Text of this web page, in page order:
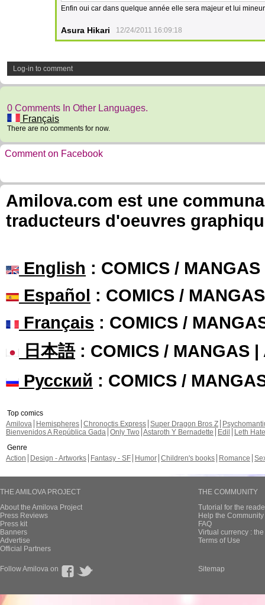
Enfin oui car dans quelque année elle sera majeur et lui
Asura Hikari 12/24/2011 16:09:18
Log-in to comment
0 Comments In Other Languages.
Français
There are no comments for now.
Comment on Facebook
Amilova.com est une
traducteurs d'oeuvres
English : COMICS /
Español : COMICS /
Français : COMICS /
日本語: COMICS / MANGAS |
Русский : COMICS /
Top comics
Amilova
Hemispheres Chronoctis Express Super Dragon Bros Z
Bienvenidos A República Gada Only Two Astaroth Y Bernadette Edil
Leth Hate
Genre
Action
Design - Artworks Fantasy - SF Humor Children's books Romance
THE AMILOVA PROJECT
About the Amilova Project
Press Reviews
Press kit
Banners
Advertise
Official Partners
THE COMMUNITY
Tutorial for the
Help the
FAQ
Virtual currency :
Terms of Use
Follow Amilova on Sitemap